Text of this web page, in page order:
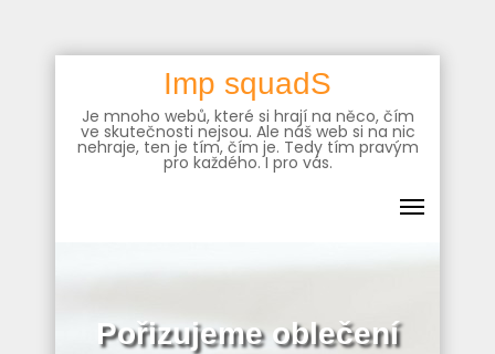
content
Imp squadS
Je mnoho webů, které si hrají na něco, čím
ve skutečnosti nejsou. Ale náš web si na nic
nehraje, ten je tím, čím je. Tedy tím pravým
pro každého. I pro vás.
Pořizujeme oblečení